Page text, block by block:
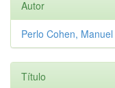
Autor
Perlo Cohen, Manuel
Título